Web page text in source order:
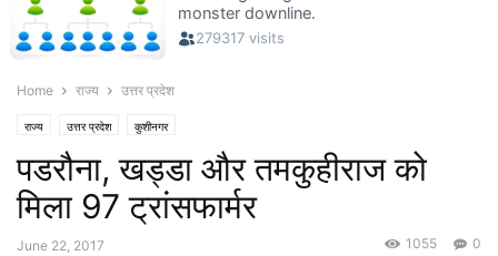
Home राज्य उत्तर प्रदेश
राज्य उत्तर प्रदेश कुशीनगर
पडरौना, खड्डा और तमकुहीराज को
मिला 97 ट्रांसफार्मर
June 22, 2017 0
1055